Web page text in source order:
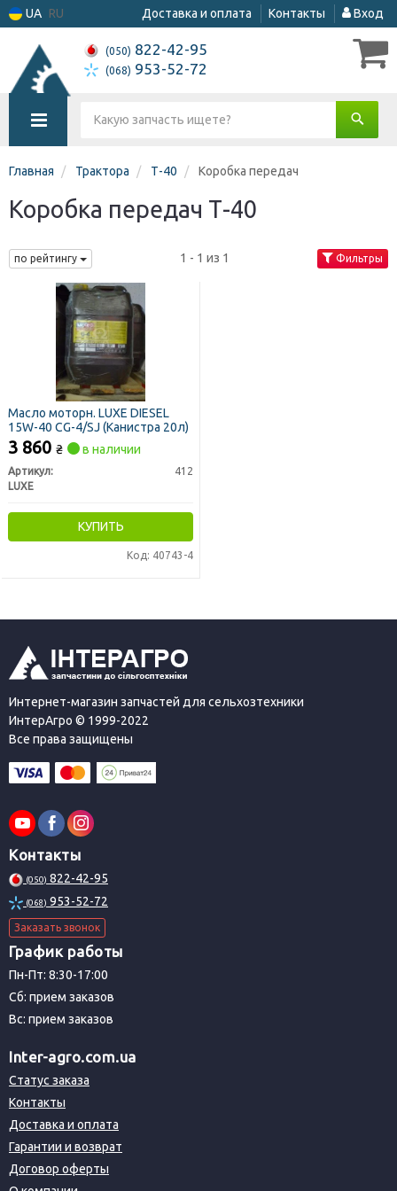
UA RU Доставка и оплата Контакты Вход
(050) 822-42-95
(068) 953-52-72
Главная Трактора Т-40 Коробка передач
Коробка передач Т-40
по рейтингу 1 - 1 из 1 Фильтры
Масло моторн. LUXE DIESEL
15W-40 CG-4/SJ (Канистра 20л)
3 860 ₴ в наличии
Артикул:
412
LUXE
КУПИТЬ
Код: 40743-4
Интернет-магазин запчастей для сельхозтехники
ИнтерАгро © 1999-2022
Все права защищены
Контакты
(050) 822-42-95
(068) 953-52-72
Заказать звонок
График работы
Пн-Пт: 8:30-17:00
Сб: прием заказов
Вс: прием заказов
Inter-agro.com.ua
Статус заказа
Контакты
Доставка и оплата
Гарантии и возврат
Договор оферты